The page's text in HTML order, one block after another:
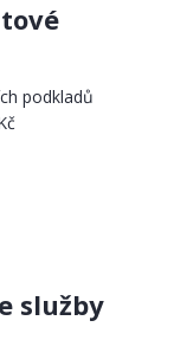
podkladů
služby